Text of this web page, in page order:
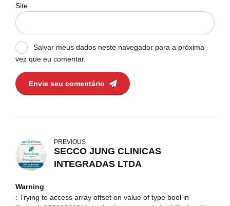
Site
Salvar meus dados neste navegador para a próxima
vez que eu comentar.
Envie seu comentário
PREVIOUS
SECCO JUNG CLINICAS
INTEGRADAS LTDA
Warning
: Trying to access array offset on value of type bool in